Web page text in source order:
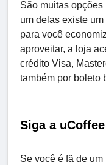
São muitas
um delas existe
para você
aproveitar, a loja
crédito Visa,
também por boleto
Siga a
Se você é fã de